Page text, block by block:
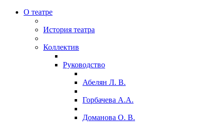
О театре
История театра
Коллектив
Руководство
Абелян Л. В.
Горбачева А.А.
Доманова О. В.